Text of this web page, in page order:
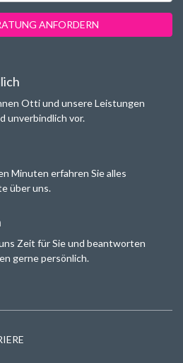
ANFORDERN
Otti und unsere Leistungen
unverbindlich vor.
Minuten erfahren Sie alles
über uns.
Zeit für Sie und beantworten
gerne persönlich.